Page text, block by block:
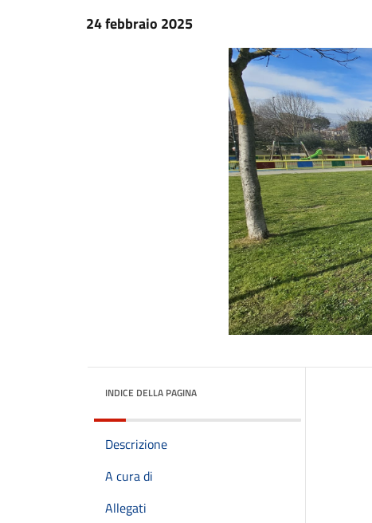
24 febbraio 2025
INDICE DELLA PAGINA
Descrizione
A cura di
Allegati